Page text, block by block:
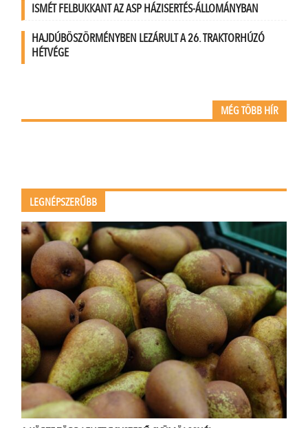
ISMÉT FELBUKKANT AZ ASP HÁZISERTÉS-ÁLLOMÁNYBAN
HAJDÚBÖSZÖRMÉNYBEN LEZÁRULT A 26. TRAKTORHÚZÓ
HÉTVÉGE
MÉG TÖBB HÍR
LEGNÉPSZERŰBB